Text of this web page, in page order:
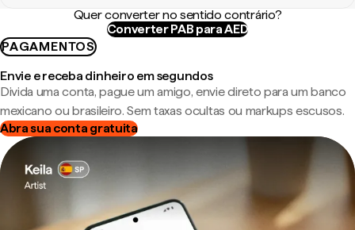
Quer converter no sentido contrário?
Converter PAB para AED
PAGAMENTOS
Envie e receba dinheiro em segundos
Divida uma conta, pague um amigo, envie direto para um banco
mexicano ou brasileiro. Sem taxas ocultas ou markups escusos.
Abra sua conta gratuita